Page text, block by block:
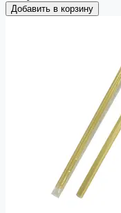
Добавить в корзину